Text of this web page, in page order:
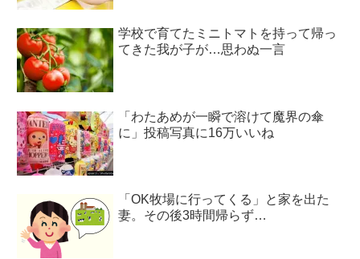
学校で育てたミニトマトを持って帰っ
てきた我が子が…思わぬ一言
「わたあめが一瞬で溶けて魔界の傘
に」投稿写真に16万いいね
「OK牧場に行ってくる」と家を出た
妻。その後3時間帰らず…